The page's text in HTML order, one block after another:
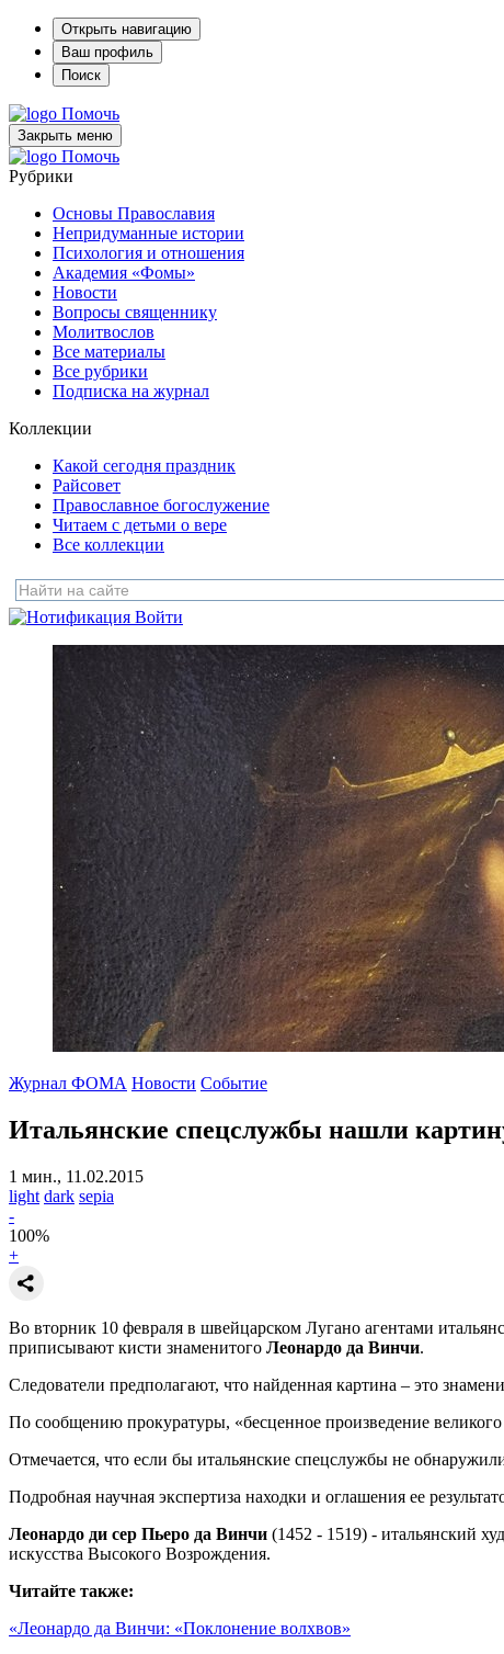
Открыть навигацию
Ваш профиль
Поиск
Помочь
Закрыть меню
Помочь
Рубрики
Основы Православия
Непридуманные истории
Психология и отношения
Академия «Фомы»
Новости
Вопросы священнику
Молитвослов
Все материалы
Все рубрики
Подписка на журнал
Коллекции
Какой сегодня праздник
Райсовет
Православное богослужение
Читаем с детьми о вере
Все коллекции
Войти
Журнал ФОМА Новости Событие
Итальянские спецслужбы нашли
1 мин., 11.02.2015
light dark sepia
-
100%
+
Во вторник 10 февраля в швейцарском Лугано агентами
приписывают кисти знаменитого Леонардо да Винчи.
Следователи предполагают, что найденная картина – это
По сообщению прокуратуры, «бесценное произведение великого
Отмечается, что если бы итальянские спецслужбы не
Подробная научная экспертиза находки и оглашения ее
Леонардо ди сер Пьеро да Винчи (1452 - 1519) - итальянский
искусства Высокого Возрождения.
Читайте также:
«Леонардо да Винчи: «Поклонение волхвов»